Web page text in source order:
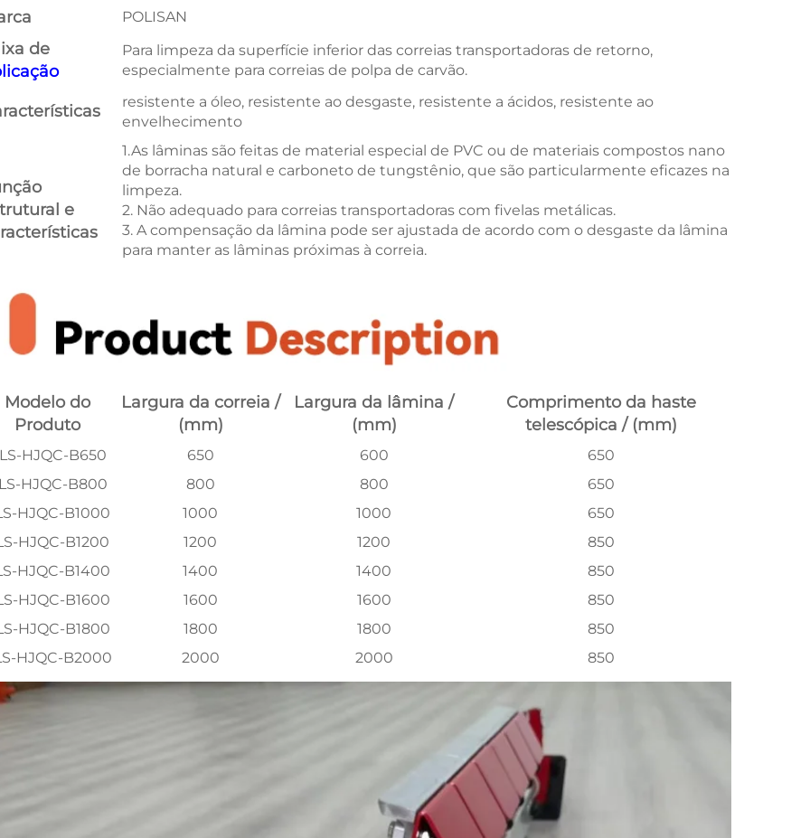
POLISAN
de
Para limpeza da superfície inferior das correias transportadoras de retorno,
especialmente para correias de polpa de carvão.
resistente a óleo, resistente ao desgaste, resistente a ácidos, resistente ao
envelhecimento
e
1.As lâminas são feitas de material especial de PVC ou de materiais compostos nano
de borracha natural e carboneto de tungstênio, que são particularmente eficazes na
limpeza.
2. Não adequado para correias transportadoras com fivelas metálicas.
3. A compensação da lâmina pode ser ajustada de acordo com o desgaste da lâmina
para manter as lâminas próximas à correia.
Modelo do
Produto
Largura da correia /
(mm)
Largura da lâmina /
(mm)
Comprimento da haste
telescópica / (mm)
HJQC-B650 650 600
650
HJQC-B800
800 800
650
HJQC-B1000
1000 1000
650
HJQC-B1200
1200 1200
850
HJQC-B1400
1400 1400
850
HJQC-B1600
1600 1600
850
HJQC-B1800
1800 1800
850
HJQC-B2000
2000 2000 850